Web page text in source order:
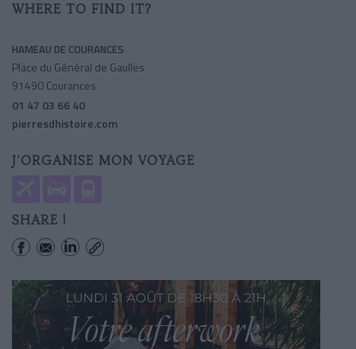
WHERE TO FIND IT?
HAMEAU DE COURANCES
Place du Général de Gaulles
91490 Courances
01 47 03 66 40
pierresdhistoire.com
J'ORGANISE MON VOYAGE
SHARE !